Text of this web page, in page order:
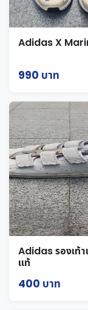
Adidas X
990 บาท
Adidas รองเท้
แท้
400 บาท